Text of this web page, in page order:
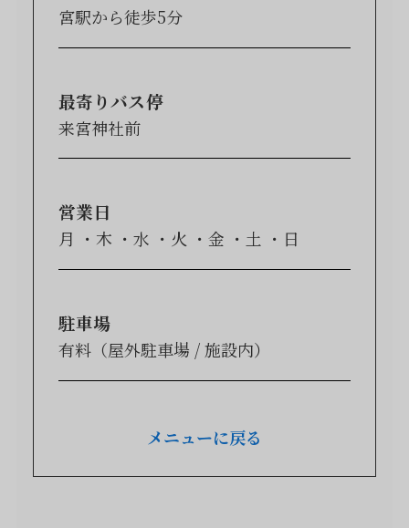
宮駅から徒歩5分
最寄りバス停
来宮神社前
営業日
月 木 水 火 金 土 日
駐車場
有料（屋外駐車場 / 施設内）
メニューに戻る